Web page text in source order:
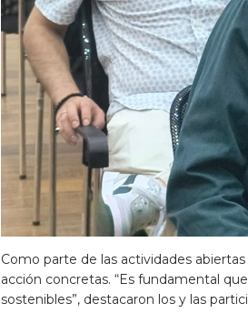
Como parte de las actividades
acción concretas. “Es fundamental
sostenibles”, destacaron los y las